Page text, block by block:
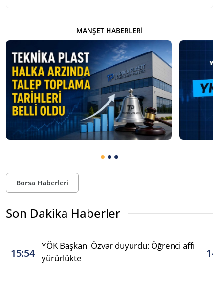
MANŞET HABERLERI
Borsa Haberleri
Son Dakika Haberler
15:54
YÖK Başkanı Özvar duyurdu: Öğrenci affı
yürürlükte